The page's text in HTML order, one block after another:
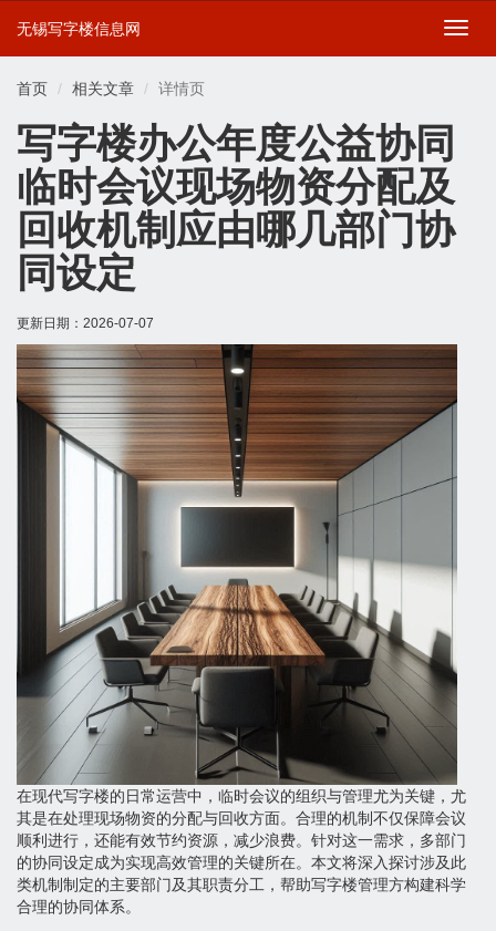
切
无锡写字楼信息网
首页 相关文章 详情页
写字楼办公年度公益协同
临时会议现场物资分配及
回收机制应由哪几部门协
同设定
更新日期： 2026-07-07
在现代写字楼的日常运营中，临时会议的组织与管理尤为关键，尤
其是在处理现场物资的分配与回收方面。合理的机制不仅保障会议
顺利进行，还能有效节约资源，减少浪费。针对这一需求，多部门
的协同设定成为实现高效管理的关键所在。本文将深入探讨涉及此
类机制制定的主要部门及其职责分工，帮助写字楼管理方构建科学
合理的协同体系。